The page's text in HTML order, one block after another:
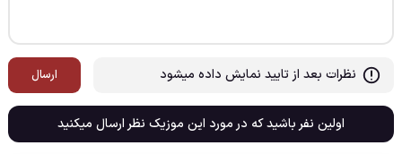
نظرات بعد از تایید نمایش داده میشود ارسال
اولین نفر باشید که در مورد این موزیک نظر ارسال میکنید